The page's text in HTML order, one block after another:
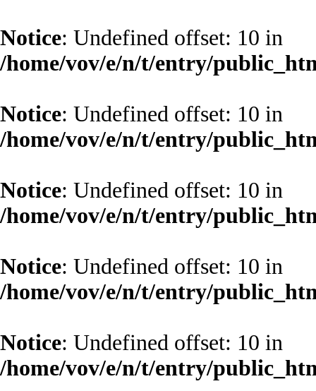
Notice: Undefined offset: 10 in
/home/vov/e/n/t/entry/
Notice: Undefined offset: 10 in
/home/vov/e/n/t/entry/
Notice: Undefined offset: 10 in
/home/vov/e/n/t/entry/
Notice: Undefined offset: 10 in
/home/vov/e/n/t/entry/
Notice: Undefined offset: 10 in
/home/vov/e/n/t/entry/